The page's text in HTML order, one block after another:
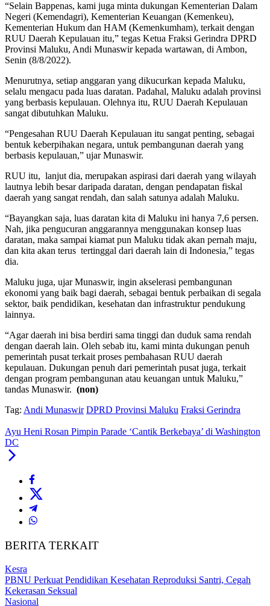
“Selain Bappenas, kami juga minta dukungan Kementerian Dalam
Negeri (Kemendagri), Kementerian Keuangan (Kemenkeu),
Kementerian Hukum dan HAM (Kemenkumham), terkait dengan
RUU Daerah Kepulauan itu,” tegas Ketua Fraksi Gerindra DPRD
Provinsi Maluku, Andi Munaswir kepada wartawan, di Ambon,
Senin (8/8/2022).
Menurutnya, setiap anggaran yang dikucurkan kepada Maluku,
selalu mengacu pada luas daratan. Padahal, Maluku adalah provinsi
yang berbasis kepulauan. Olehnya itu, RUU Daerah Kepulauan
sangat dibutuhkan Maluku.
“Pengesahan RUU Daerah Kepulauan itu sangat penting, sebagai
bentuk keberpihakan negara, untuk pembangunan daerah yang
berbasis kepulauan,” ujar Munaswir.
RUU itu, lanjut dia, merupakan aspirasi dari daerah yang wilayah
lautnya lebih besar daripada daratan, dengan pendapatan fiskal
daerah yang sangat rendah, dan salah satunya adalah Maluku.
“Bayangkan saja, luas daratan kita di Maluku ini hanya 7,6 persen.
Nah, jika pengucuran anggarannya menggunakan konsep luas
daratan, maka sampai kiamat pun Maluku tidak akan pernah maju,
dan kita akan terus tertinggal dari daerah lain di Indonesia,” tegas
dia.
Maluku juga, ujar Munaswir, ingin akselerasi pembangunan
ekonomi yang baik bagi daerah, sebagai bentuk perbaikan di segala
sektor, baik pendidikan, kesehatan dan infrastruktur pendukung
lainnya.
“Agar daerah ini bisa berdiri sama tinggi dan duduk sama rendah
dengan daerah lain. Oleh sebab itu, kami minta dukungan penuh
pemerintah pusat terkait proses pembahasan RUU daerah
kepulauan. Dukungan penuh dari pemerintah pusat juga, terkait
dengan program pembangunan atau keuangan untuk Maluku,”
tandas Munaswir. (non)
Tag: Andi Munaswir DPRD Provinsi Maluku Fraksi Gerindra
Ayu Heni Rosan Pimpin Parade ‘Cantik Berkebaya’ di Washington
DC
BERITA TERKAIT
Kesra
PBNU Perkuat Pendidikan Kesehatan Reproduksi Santri, Cegah
Kekerasan Seksual
Nasional